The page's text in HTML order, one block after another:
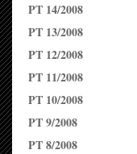
PT 14/2008
PT 13/2008
PT 12/2008
PT 11/2008
PT 10/2008
PT 9/2008
PT 8/2008